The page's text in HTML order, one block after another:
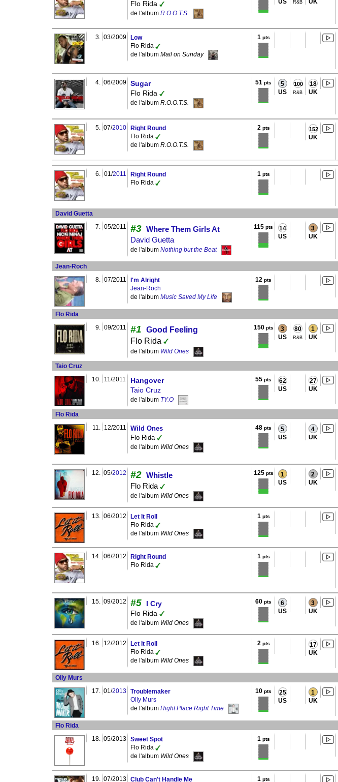
Flo Rida
de l'album R.O.O.T.S.
US R&B UK
3. 03/2009 Low
Flo Rida
de l'album Mail on Sunday
1 pts
4. 06/2009 Sugar
Flo Rida
de l'album R.O.O.T.S.
51 pts 5
US
100
R&B
18
UK
5. 07/2010 Right Round
Flo Rida
de l'album R.O.O.T.S.
2 pts
152
UK
6. 01/2011
Right Round
Flo Rida
1 pts
David Guetta
7.
05/2011 #3 Where Them Girls At
David Guetta
de l'album Nothing but the Beat
115 pts 14
US
3
UK
Jean-Roch
8.
07/2011
I'm Alright
Jean-Roch
de l'album Music Saved My Life
12 pts
Flo Rida
9.
09/2011 #1 Good Feeling
Flo Rida
de l'album Wild Ones
150pts 3
US
80
R&B
1
UK
Taio Cruz
10.
11/2011
Hangover
Taio Cruz
de l'album TY.O
55 pts 62
US
27
UK
Flo Rida
11.
12/2011
Wild Ones
Flo Rida
de l'album Wild Ones
48 pts 5
US
4
UK
12. 05/2012 #2 Whistle
Flo Rida
de l'album Wild Ones
125pts 1
US
2
UK
13. 06/2012
Let It Roll
Flo Rida
de l'album Wild Ones
1 pts
14. 06/2012
Right Round
Flo Rida
1 pts
15. 09/2012 #5
I Cry
Flo Rida
de l'album Wild Ones
60 pts 6
US
3
UK
16. 12/2012
Let It Roll
Flo Rida
de l'album Wild Ones
2 pts 17
UK
Olly Murs
17.
01/2013
Troublemaker
Olly Murs
de l'album Right Place Right Time
10 pts 25
US
1
UK
Flo Rida
18.
05/2013 Sweet Spot
Flo Rida
de l'album Wild Ones
1 pts
19. 07/2013 Club Can't Handle Me
1 pts